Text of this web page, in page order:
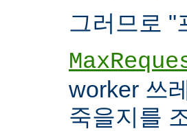
그러므로 "
worker 쓰
죽을지를